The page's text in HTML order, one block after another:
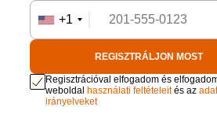
+1
REGISZTRÁLJON MOST
Regisztrációval elfogadom és
weboldal használati feltételeités az
irányelveket